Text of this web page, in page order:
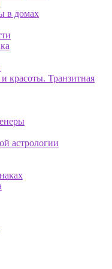
в домах
красоты. Транзитная
астрологии